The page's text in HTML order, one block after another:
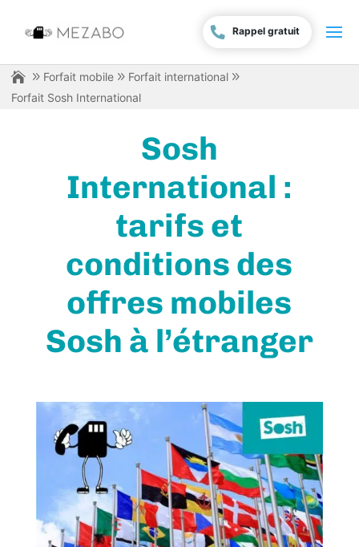
Rappel gratuit
Forfait mobile
Forfait international
Forfait Sosh International
Sosh
International :
tarifs et
conditions des
offres mobiles
Sosh à l’étranger